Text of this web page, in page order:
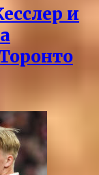
и